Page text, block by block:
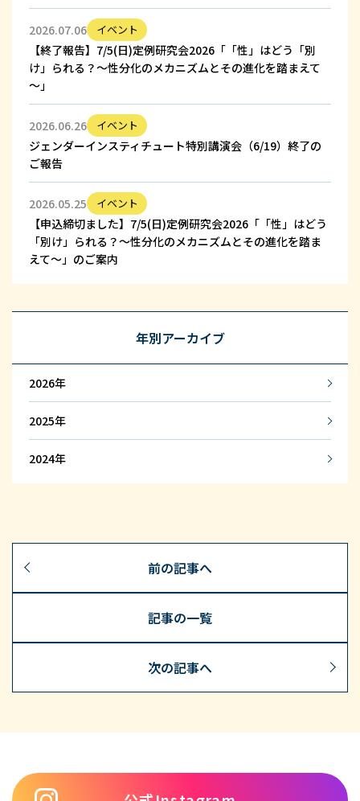
2026.07.06 イベント
【終了報告】7/5(日)定例研究会2026「「性」はどう「別
け」られる？～性分化のメカニズムとその進化を踏まえて
～」
2026.06.26 イベント
ジェンダーインスティチュート特別講演会（6/19）終了の
ご報告
2026.05.25 イベント
【申込締切ました】7/5(日)定例研究会2026「「性」はどう
「別け」られる？～性分化のメカニズムとその進化を踏ま
えて～」のご案内
年別アーカイブ
2026
2025
2024
前の記事へ
記事の一覧
次の記事へ